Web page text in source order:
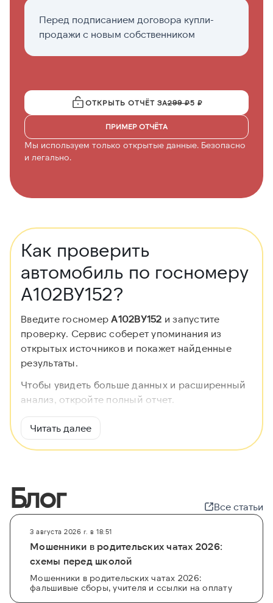
Перед подписанием договора купли-
продажи с новым собственником
ОТКРЫТЬ ОТЧЁТ ЗА299 ₽5 ₽
ПРИМЕР ОТЧЁТА
Мы используем только открытые данные. Безопасно
и легально.
Как проверить
автомобиль по госномеру
А102ВУ152?
Введите госномерА102ВУ152 и запустите
проверку. Сервис соберет упоминания из
открытых источников и покажет найденные
результаты.
Чтобы увидеть больше данных и расширенный
анализ, откройте полный отчет.
Читать далее
Блог Все статьи
3 августа 2026 г. в 18:51
Мошенники в родительских чатах 2026:
схемы перед школой
Мошенники в родительских чатах 2026:
фальшивые сборы, учителя и ссылки на оплату